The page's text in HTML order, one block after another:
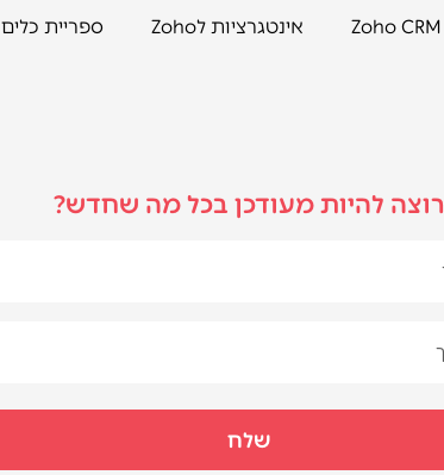
אינטגרציות לZoho ספריית כלים
רוצה להיות מעודכן בכל מה שחדש?